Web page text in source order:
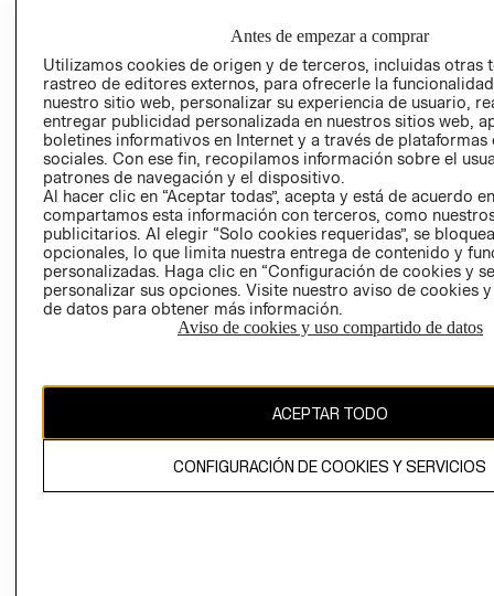
SOCIAL
PRENSA
RELACIÓN CON
INVERSIONISTAS
POLÍTICA
EMPRESARIAL
TIENDAS
- RETIRO EN
TIENDA
TÉRMINOS Y
CONDICIONES
AVISO DE
PRIVACIDAD
GIFT CARD
AVISO DE
Antes de empezar a comprar
Utilizamos cookies de origen y de terceros, incluidas otras
rastreo de editores externos, para ofrecerle la
nuestro sitio web, personalizar su experiencia de usuario,
entregar publicidad personalizada en nuestros sitios web,
boletines informativos en Internet y a través de plataformas
sociales. Con ese fin, recopilamos información sobre el
patrones de navegación y el dispositivo.
Al hacer clic en “Aceptar todas”, acepta y está de acuerdo
compartamos esta información con terceros, como
publicitarios. Al elegir “Solo cookies requeridas”, se
opcionales, lo que limita nuestra entrega de contenido y
personalizadas. Haga clic en “Configuración de cookies y
personalizar sus opciones. Visite nuestro aviso de cookies
de datos para obtener más información.
Aviso de cookies y uso compartido de datos
ACEPTAR TODO
CONFIGURACIÓN DE COOKIES Y SERVICIOS